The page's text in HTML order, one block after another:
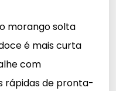
morango solta
é mais curta
com
rápidas de pronta-